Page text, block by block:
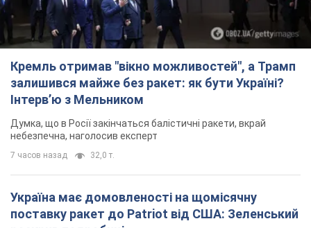
Кремль отримав "вікно можливостей", а Трамп
залишився майже без ракет: як бути Україні?
Інтерв’ю з Мельником
Думка, що в Росії закінчаться балістичні ракети, вкрай
небезпечна, наголосив експерт
7 часов назад 32,0 т.
Україна має домовленості на щомісячну
поставку ракет до Patriot від США: Зеленський